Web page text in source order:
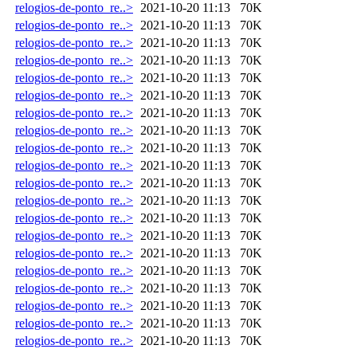
relogios-de-ponto_re..> 2021-10-20 11:13
70K
relogios-de-ponto_re..> 2021-10-20 11:13
70K
relogios-de-ponto_re..> 2021-10-20 11:13
70K
relogios-de-ponto_re..> 2021-10-20 11:13
70K
relogios-de-ponto_re..> 2021-10-20 11:13
70K
relogios-de-ponto_re..> 2021-10-20 11:13
70K
relogios-de-ponto_re..> 2021-10-20 11:13
70K
relogios-de-ponto_re..> 2021-10-20 11:13
70K
relogios-de-ponto_re..> 2021-10-20 11:13
70K
relogios-de-ponto_re..> 2021-10-20 11:13
70K
relogios-de-ponto_re..> 2021-10-20 11:13
70K
relogios-de-ponto_re..> 2021-10-20 11:13
70K
relogios-de-ponto_re..> 2021-10-20 11:13
70K
relogios-de-ponto_re..> 2021-10-20 11:13
70K
relogios-de-ponto_re..> 2021-10-20 11:13
70K
relogios-de-ponto_re..> 2021-10-20 11:13
70K
relogios-de-ponto_re..> 2021-10-20 11:13
70K
relogios-de-ponto_re..> 2021-10-20 11:13
70K
relogios-de-ponto_re..> 2021-10-20 11:13
70K
relogios-de-ponto_re..> 2021-10-20 11:13
70K